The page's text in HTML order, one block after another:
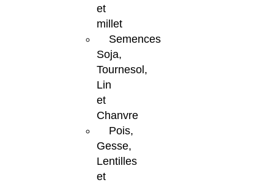
et
millet
Semences
Soja,
Tournesol,
Lin
et
Chanvre
Pois,
Gesse,
Lentilles
et